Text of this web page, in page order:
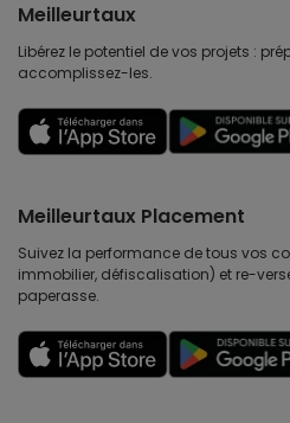
Meilleurtaux
Libérez le potentiel de vos projets :
accomplissez-les.
Meilleurtaux Placement
Suivez la performance de tous vos
immobilier, défiscalisation) et re-
paperasse.